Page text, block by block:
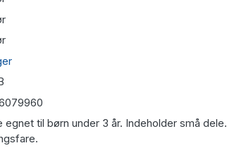
til børn under 3 år. Indeholder små dele.